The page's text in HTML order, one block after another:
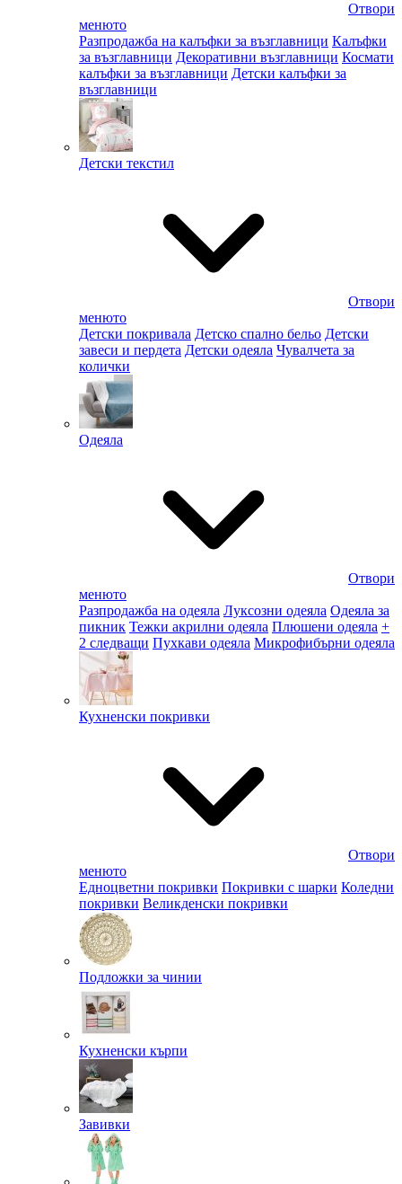
Отвори
менюто
Разпродажба на калъфки за възглавници Калъфки
за възглавници Декоративни възглавници Космати
калъфки за възглавници Детски калъфки за
възглавници
Детски текстил
Отвори
менюто
Детски покривала Детско спално бельо Детски
завеси и пердета Детски одеяла Чувалчета за
колички
Одеяла
Отвори
менюто
Разпродажба на одеяла Луксозни одеяла Одеяла за
пикник Тежки акрилни одеяла Плюшени одеяла +
2 следващи Пухкави одеяла Микрофибърни одеяла
Кухненски покривки
Отвори
менюто
Едноцветни покривки Покривки с шарки Коледни
покривки Великденски покривки
Подложки за чинии
Кухненски кърпи
Завивки